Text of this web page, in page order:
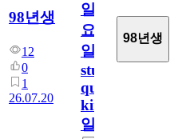
98년생
12
0
1
26.07.20
일
요
일/English
study
quiz
king761
일
98년생